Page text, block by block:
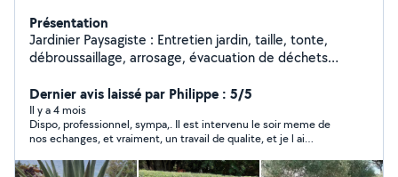
Présentation
Jardinier Paysagiste : Entretien jardin, taille, tonte,
débroussaillage, arrosage, évacuation de déchets
Dernier avis laissé par Philippe : 5/5
Il y a 4 mois
Dispo, professionnel, sympa,. Il est intervenu le soir meme de
nos echanges, et vraiment, un travail de qualite, et je l ai